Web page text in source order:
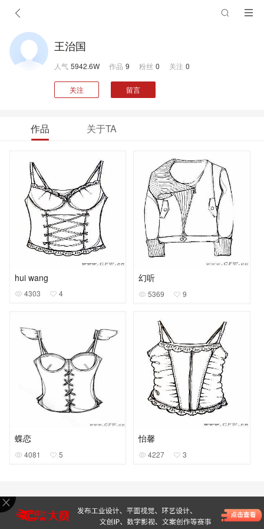
王治国
人气 5942.6W 作品 9 粉丝 0 关注 0
关注 留言
作品 关于TA
hui wang
4303 4
幻听
5369 9
蝶恋
4081 5
怡馨
4227 3